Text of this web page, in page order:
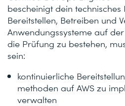
bescheinigt dein technisches
Bereitstellen, Betreiben und
Anwendungssysteme auf
die Prüfung zu bestehen,
sein:
kontinuierliche
methoden auf AWS zu
verwalten